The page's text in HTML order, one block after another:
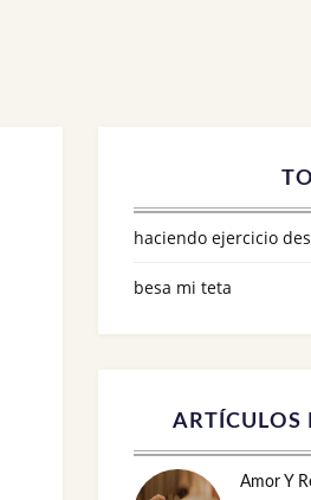
haciendo ejercicio
besa mi teta
ARTÍCULOS
Amor Y